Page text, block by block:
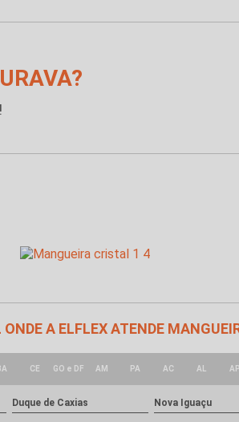
A ELFLEX ATENDE
CE GO e DF AM PA AC AL AP
Duque de Caxias Nova Iguaçu